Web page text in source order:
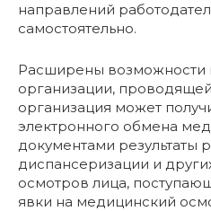
направлений
самостоятельно.
Расширены возможности
организации,
организация может
электронного обмена
документами результаты
диспансеризации и
осмотров лица,
явки на медицинский